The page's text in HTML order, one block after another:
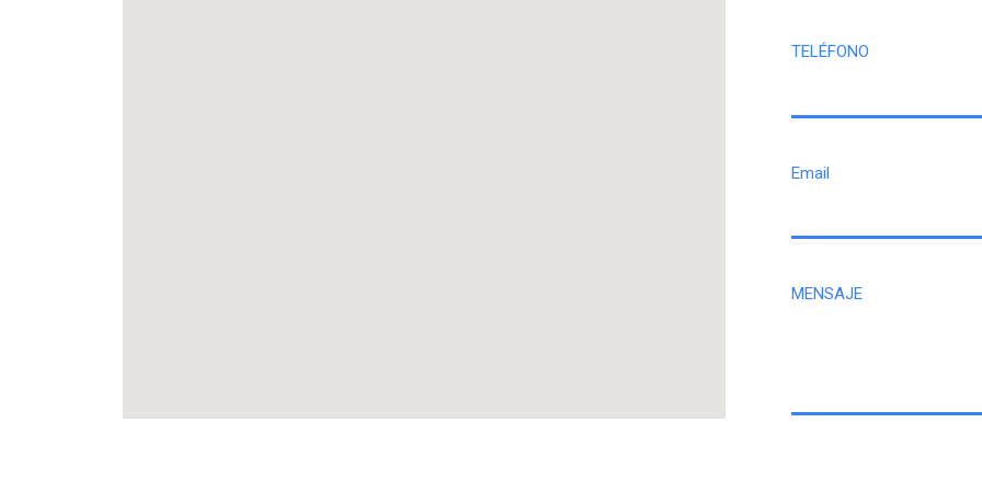
TELÉFONO
Email
MENSAJE